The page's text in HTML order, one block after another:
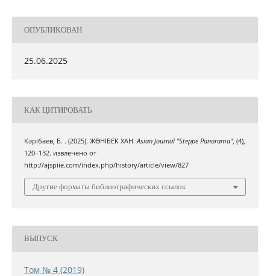
ОПУБЛИКОВАН
25.06.2025
КАК ЦИТИРОВАТЬ
Кәрібаев, Б. . (2025). ЖƏНІБЕК ХАН.Asian Journal "Steppe Panorama", (4),
120–132. извлечено от
http://ajspiie.com/index.php/history/article/view/827
Другие форматы библиографических ссылок
ВЫПУСК
Том № 4 (2019)